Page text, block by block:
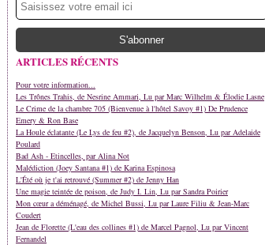
ARTICLES RÉCENTS
Pour votre information...
Les Trônes Trahis, de Nesrine Ammari, Lu par Marc Wilhelm & Élodie Lasne
Le Crime de la chambre 705 (Bienvenue à l'hôtel Savoy #1) De Prudence
Emery & Ron Base
La Houle éclatante (Le Lys de feu #2), de Jacquelyn Benson, Lu par Adelaide
Poulard
Bad Ash - Etincelles, par Alina Not
Malédiction (Joey Santana #1) de Karina Espinosa
L'Été où je t'ai retrouvé (Summer #2) de Jenny Han
Une magie teintée de poison, de Judy I. Lin, Lu par Sandra Poirier
Mon cœur a déménagé, de Michel Bussi, Lu par Laure Filiu & Jean-Marc
Coudert
Jean de Florette (L'eau des collines #1) de Marcel Pagnol, Lu par Vincent
Fernandel